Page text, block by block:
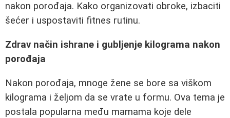
nakon porođaja. Kako organizovati obroke, izbaciti
šećer i uspostaviti fitnes rutinu.
Zdrav način ishrane i gubljenje kilograma nakon
porođaja
Nakon porođaja, mnoge žene se bore sa viškom
kilograma i željom da se vrate u formu. Ova tema je
postala popularna među mamama koje dele